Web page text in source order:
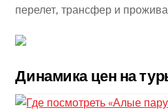
перелет, трансфер и
Динамика цен на